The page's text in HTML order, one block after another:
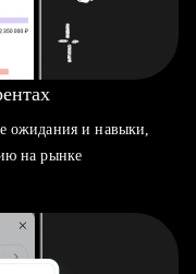
ожидания и навыки,
на рынке